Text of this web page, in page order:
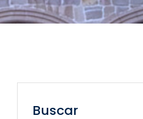
Buscar